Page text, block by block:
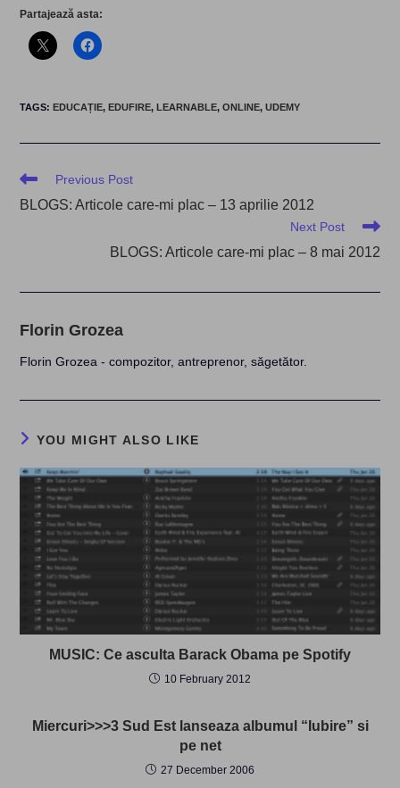
Partajează asta:
TAGS: EDUCAȚIE, EDUFIRE, LEARNABLE, ONLINE, UDEMY
Read
articles
Previous Post
BLOGS: Articole care-mi plac – 13 aprilie 2012
Next Post
BLOGS: Articole care-mi plac – 8 mai 2012
Florin Grozea
Florin Grozea - compozitor, antreprenor, săgetător.
YOU MIGHT ALSO LIKE
MUSIC: Ce asculta Barack Obama pe Spotify
10 February 2012
Miercuri>>>3 Sud Est lanseaza albumul “Iubire” si
pe net
27 December 2006